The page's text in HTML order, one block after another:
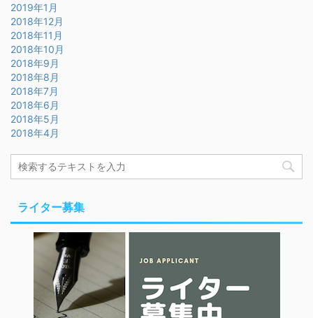
2019年1月
2018年12月
2018年11月
2018年10月
2018年9月
2018年8月
2018年7月
2018年6月
2018年5月
2018年4月
ライター募集